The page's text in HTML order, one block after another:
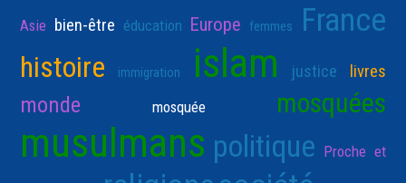
Asie bien-être éducation Europe femmes France
histoire immigration islam justice livres
monde mosquée mosquées
musulmans politique Proche et